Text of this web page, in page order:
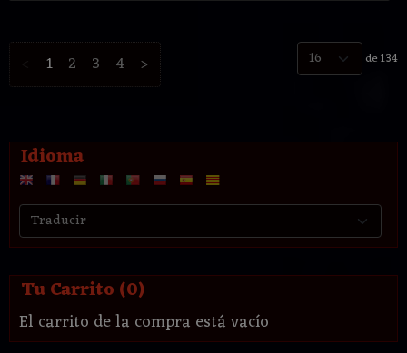
Idioma
Tu Carrito (0)
El carrito de la compra está vacío
1 2 3 4 > de 134